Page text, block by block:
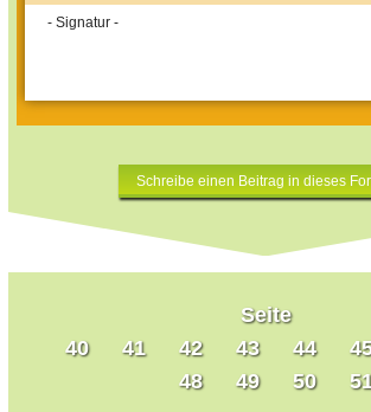
- Signatur -
Schreibe einen Beitrag in dieses
Seite
40
41 42 43 44
48
49 50